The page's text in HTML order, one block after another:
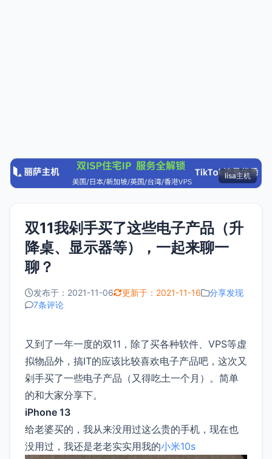
lisa主机
双11我剁手买了这些电子产品（升
降桌、显示器等），一起来聊一
聊？
发布于：2021-11-06 更新于：2021-11-16
分享发现
7条评论
又到了一年一度的双11，除了买各种软件、VPS等虚
拟物品外，搞IT的应该比较喜欢电子产品吧，这次又
剁手买了一些电子产品（又得吃土一个月）。简单
的和大家分享下。
iPhone 13
给老婆买的，我从来没用过这么贵的手机，现在也
没用过，我还是老老实实用我的小米10s